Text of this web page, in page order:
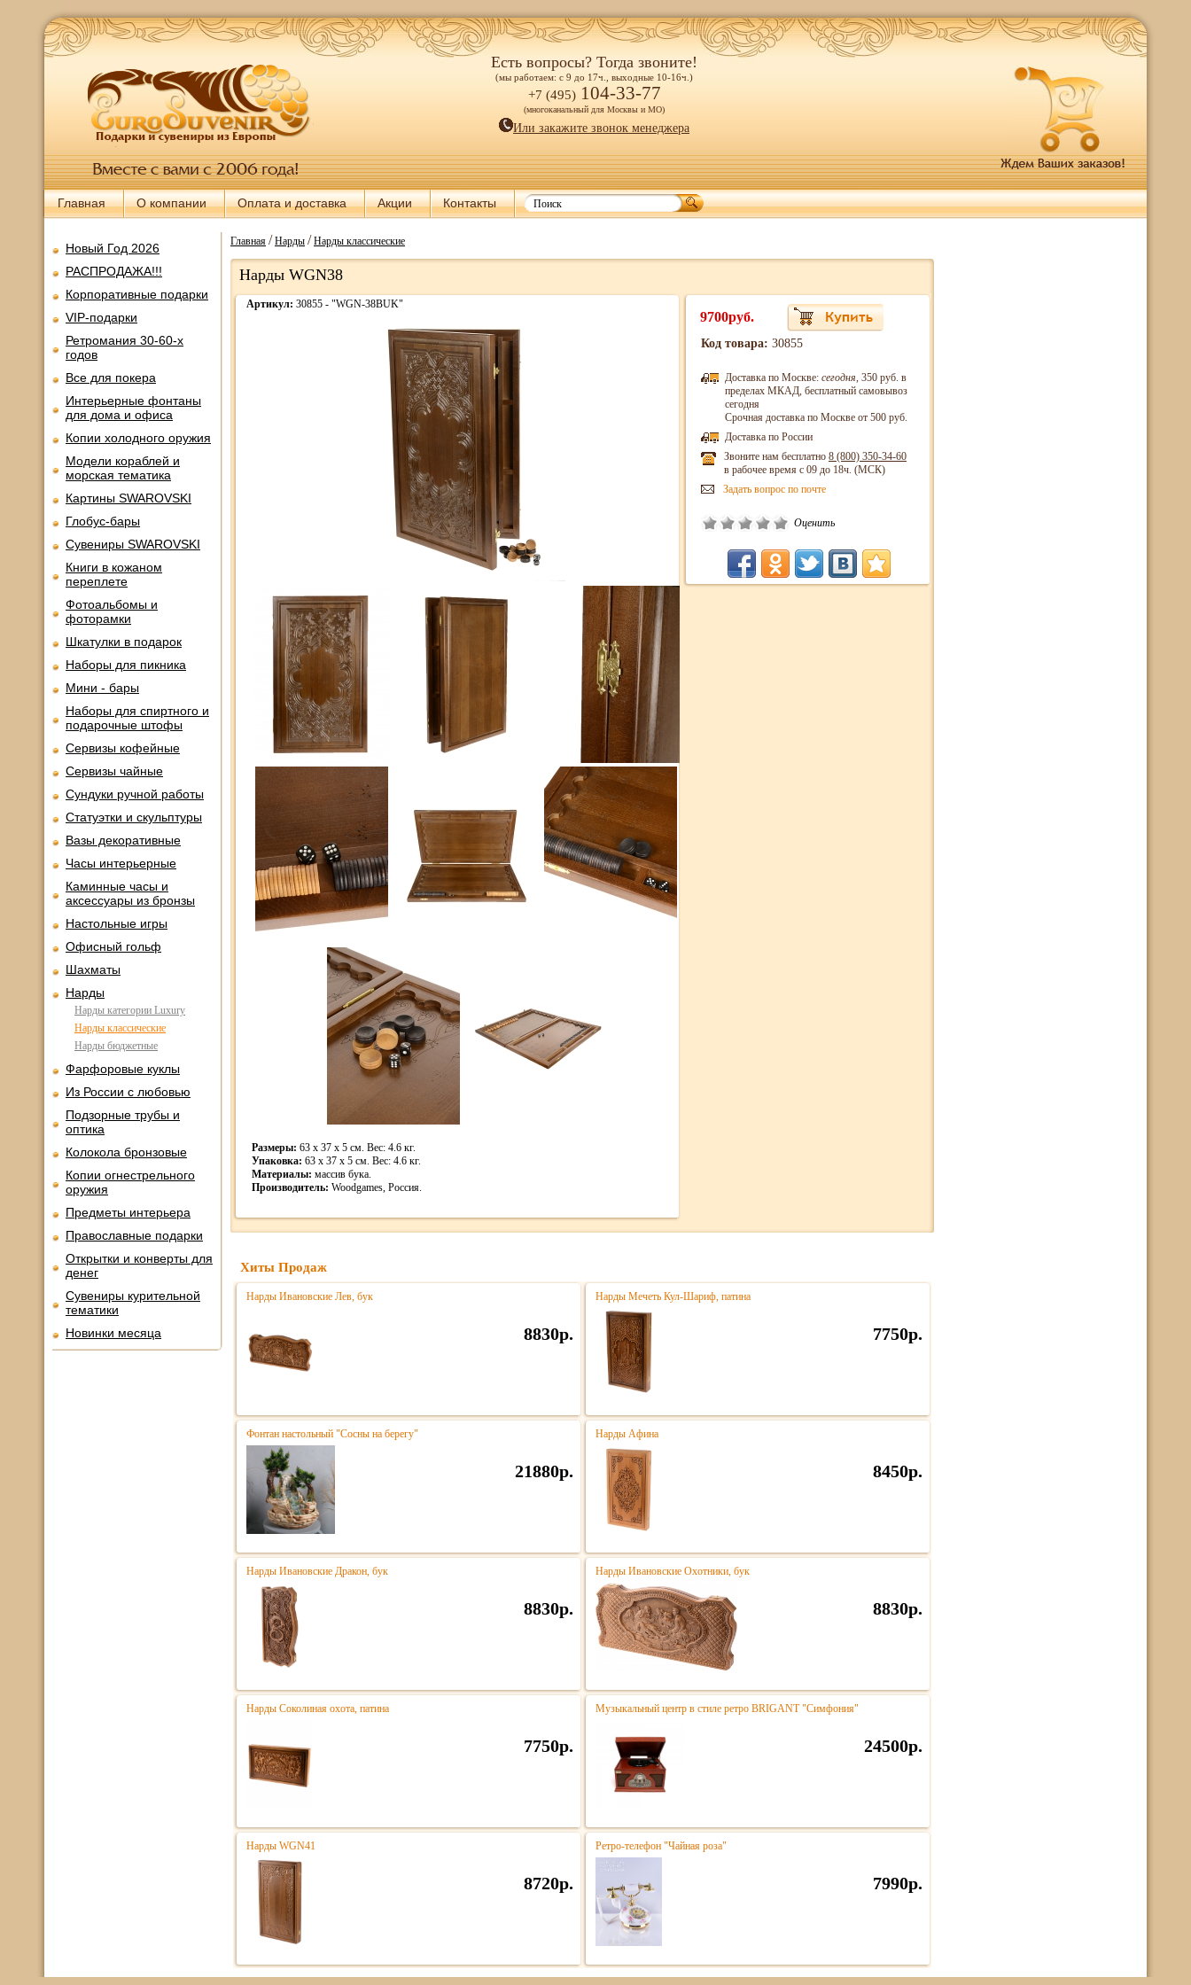
Есть вопросы? Тогда звоните!
(мы работаем: с 9 до 17ч., выходные 10-16ч.)
+7 (495) 104-33-77
(многоканальный для Москвы и МО)
Или закажите звонок менеджера
Главная О компании Оплата и доставка Акции Контакты
Новый Год 2026
РАСПРОДАЖА!!!
Корпоративные подарки
VIP-подарки
Ретромания 30-60-х
годов
Все для покера
Интерьерные фонтаны
для дома и офиса
Копии холодного оружия
Модели кораблей и
морская тематика
Картины SWAROVSKI
Глобус-бары
Сувениры SWAROVSKI
Книги в кожаном
переплете
Фотоальбомы и
фоторамки
Шкатулки в подарок
Наборы для пикника
Мини - бары
Наборы для спиртного и
подарочные штофы
Сервизы кофейные
Сервизы чайные
Сундуки ручной работы
Статуэтки и скульптуры
Вазы декоративные
Часы интерьерные
Каминные часы и
аксессуары из бронзы
Настольные игры
Офисный гольф
Шахматы
Нарды
Нарды категории Luxury
Нарды классические
Нарды бюджетные
Фарфоровые куклы
Из России с любовью
Подзорные трубы и
оптика
Колокола бронзовые
Копии огнестрельного
оружия
Предметы интерьера
Православные подарки
Открытки и конверты для
денег
Сувениры курительной
тематики
Новинки месяца
Главная/Нарды/Нарды классические
Нарды WGN38
Артикул: 30855 - "WGN-38BUK"
Размеры: 63 x 37 x 5 см. Вес: 4.6 кг.
Упаковка: 63 x 37 x 5 см. Вес: 4.6 кг.
Материалы: массив бука.
Производитель: Woodgames, Россия.
9700руб.
Код товара: 30855
Доставка по Москве: сегодня, 350 руб. в
пределах МКАД, бесплатный самовывоз
сегодня
Срочная доставка по Москве от 500 руб.
Доставка по России
Звоните нам бесплатно 8 (800) 350-34-60
в рабочее время с 09 до 18ч. (МСК)
Задать вопрос по почте
Оценить
Хиты Продаж
Нарды Ивановские Лев, бук
8830р.
Нарды Мечеть Кул-Шариф, патина
7750р.
Фонтан настольный "Сосны на берегу"
21880р.
Нарды Афина
8450р.
Нарды Ивановские Дракон, бук
8830р.
Нарды Ивановские Охотники, бук
8830р.
Нарды Соколиная охота, патина
7750р.
Музыкальный центр в стиле ретро BRIGANT "Симфония"
24500р.
Нарды WGN41
8720р.
Ретро-телефон "Чайная роза"
7990р.